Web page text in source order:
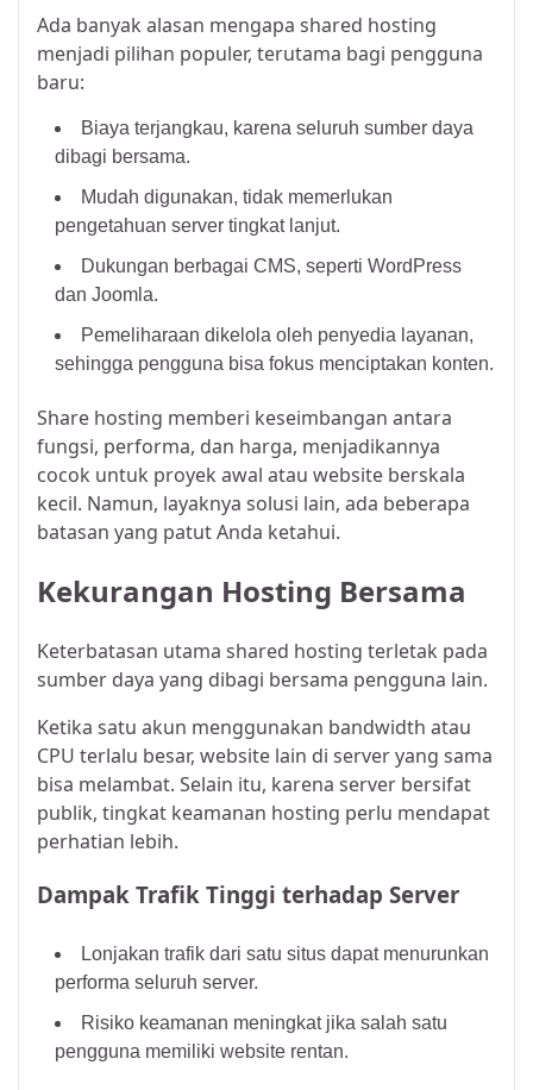
Ada banyak alasan mengapa shared hosting
menjadi pilihan populer, terutama bagi pengguna
baru:
Biaya terjangkau, karena seluruh sumber daya
dibagi bersama.
Mudah digunakan, tidak memerlukan
pengetahuan server tingkat lanjut.
Dukungan berbagai CMS, seperti WordPress
dan Joomla.
Pemeliharaan dikelola oleh penyedia layanan,
sehingga pengguna bisa fokus menciptakan konten.
Share hosting memberi keseimbangan antara
fungsi, performa, dan harga, menjadikannya
cocok untuk proyek awal atau website berskala
kecil. Namun, layaknya solusi lain, ada beberapa
batasan yang patut Anda ketahui.
Kekurangan Hosting Bersama
Keterbatasan utama shared hosting terletak pada
sumber daya yang dibagi bersama pengguna lain.
Ketika satu akun menggunakan bandwidth atau
CPU terlalu besar, website lain di server yang sama
bisa melambat. Selain itu, karena server bersifat
publik, tingkat keamanan hosting perlu mendapat
perhatian lebih.
Dampak Trafik Tinggi terhadap Server
Lonjakan trafik dari satu situs dapat menurunkan
performa seluruh server.
Risiko keamanan meningkat jika salah satu
pengguna memiliki website rentan.